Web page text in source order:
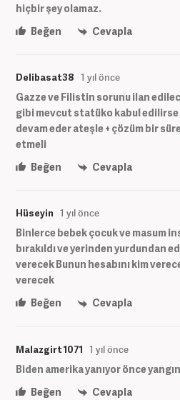
hiçbir şey olamaz.
Beğen
Cevapla
Delibasat38 1 yıl önce
Gazze ve Filistin sorunu ilan
gibi mevcut statüko kabul
devam eder ateşle + çözüm bir
etmeli
Beğen
Cevapla
Hüseyin 1 yıl önce
Binlerce bebek çocuk ve masum
bırakıldı ve yerinden yurdundan
verecek Bunun hesabını kim
verecek
Beğen
Cevapla
Malazgirt 1071 1 yıl önce
Biden amerika yanıyor önce
Beğen
Cevapla